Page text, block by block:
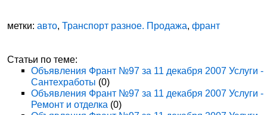
метки:авто,Транспорт разное. Продажа,франт
Статьи по теме:
Объявления Франт №97 за 11 декабря 2007 Услуги -
Сантехработы (0)
Объявления Франт №97 за 11 декабря 2007 Услуги -
Ремонт и отделка (0)